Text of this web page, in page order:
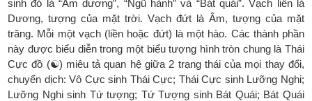
sinh đó là “Âm dương”, “Ngũ hành” và “Bát quái”. Vạch liền là
Dương, tượng của mặt trời. Vạch đứt là Âm, tượng của mặt
trăng. Mỗi một vạch (liền hoặc đứt) là một hào. Các thành phần
này được biểu diễn trong một biểu tượng hình tròn chung là Thái
Cực đồ (☯) miêu tả quan hệ giữa 2 trạng thái của mọi thay đổi,
chuyển dịch: Vô Cực sinh Thái Cực; Thái Cực sinh Lưỡng Nghi;
Lưỡng Nghi sinh Tứ tượng; Tứ Tượng sinh Bát Quái; Bát Quái